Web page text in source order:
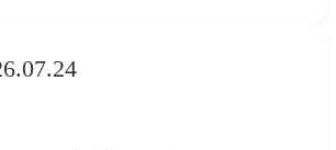
たブランド体験」